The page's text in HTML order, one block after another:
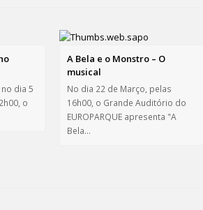
no dia 5
o
A Bela e o Monstro – O
musical
No dia 22 de Março, pelas
16h00, o Grande Auditório do
EUROPARQUE apresenta "A
Bela…